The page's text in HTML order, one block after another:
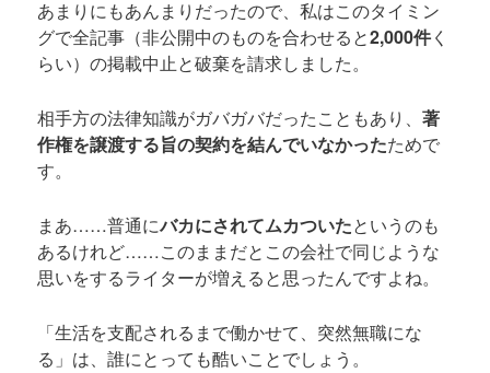
あまりにもあんまりだったので、私はこのタイミン
グで全記事（非公開中のものを合わせると2,000件く
らい）の掲載中止と破棄を請求しました。
相手方の法律知識がガバガバだったこともあり、著
作権を譲渡する旨の契約を結んでいなかったためで
す。
まあ……普通にバカにされてムカついたというのも
あるけれど……このままだとこの会社で同じような
思いをするライターが増えると思ったんですよね。
「生活を支配されるまで働かせて、突然無職にな
る」は、誰にとっても酷いことでしょう。